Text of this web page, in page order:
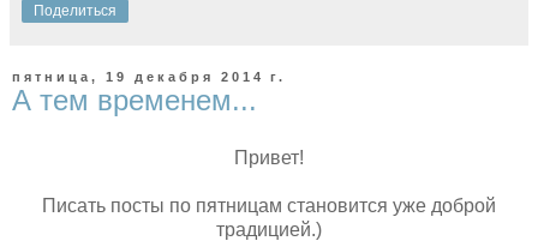
Поделиться
пятница, 19 декабря 2014 г.
А тем временем...
Привет!
Писать посты по пятницам становится уже доброй
традицией.)